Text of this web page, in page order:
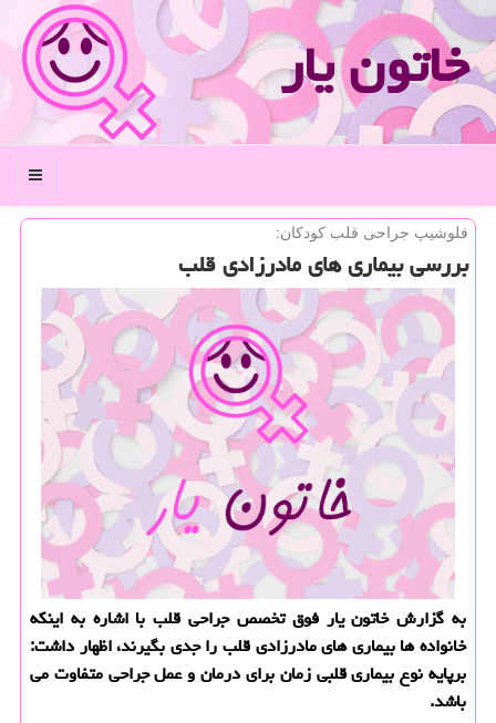
خاتون یار
منو
فلوشیپ جراحی قلب كودكان:
بررسی بیماری های مادرزادی قلب
به گزارش خاتون یار فوق تخصص جراحی قلب با اشاره به اینكه
خانواده ها بیماری های مادرزادی قلب را جدی بگیرند، اظهار داشت:
برپایه نوع بیماری قلبی زمان برای درمان و عمل جراحی متفاوت می
باشد.